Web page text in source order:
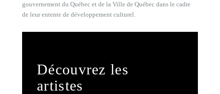
gouvernement du Québec et de la Ville de Québec dans le cadre
de leur entente de développement culturel.
Découvrez les
artistes